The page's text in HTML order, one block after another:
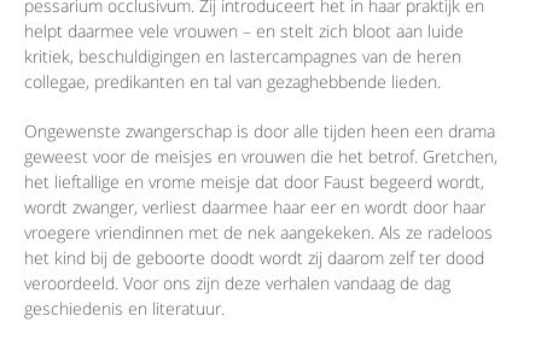
pessarium occlusivum. Zij introduceert het in haar praktijk en
helpt daarmee vele vrouwen – en stelt zich bloot aan luide
kritiek, beschuldigingen en lastercampagnes van de heren
collegae, predikanten en tal van gezaghebbende lieden.
Ongewenste zwangerschap is door alle tijden heen een drama
geweest voor de meisjes en vrouwen die het betrof. Gretchen,
het lieftallige en vrome meisje dat door Faust begeerd wordt,
wordt zwanger, verliest daarmee haar eer en wordt door haar
vroegere vriendinnen met de nek aangekeken. Als ze radeloos
het kind bij de geboorte doodt wordt zij daarom zelf ter dood
veroordeeld. Voor ons zijn deze verhalen vandaag de dag
geschiedenis en literatuur.